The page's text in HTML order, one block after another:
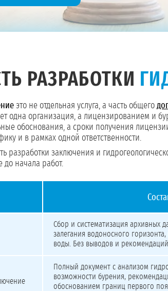
РАЗРАБОТКИ
это не отдельная услуга, а часть общего
одна организация, а лицензированием
обоснования, а сроки получения
и в рамках одной ответственности.
разработки заключения и
начала работ.
Сбор и систематизация архивных
залегания водоносного
воды. Без выводов и рекомендаций
Полный документ с анализом
возможности бурения,
обоснованием границ первого